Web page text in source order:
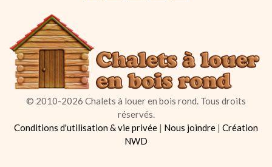
© 2010-2026 Chalets à louer en bois rond. Tous droits
réservés.
Conditions d'utilisation & vie privée | Nous joindre | Création
NWD